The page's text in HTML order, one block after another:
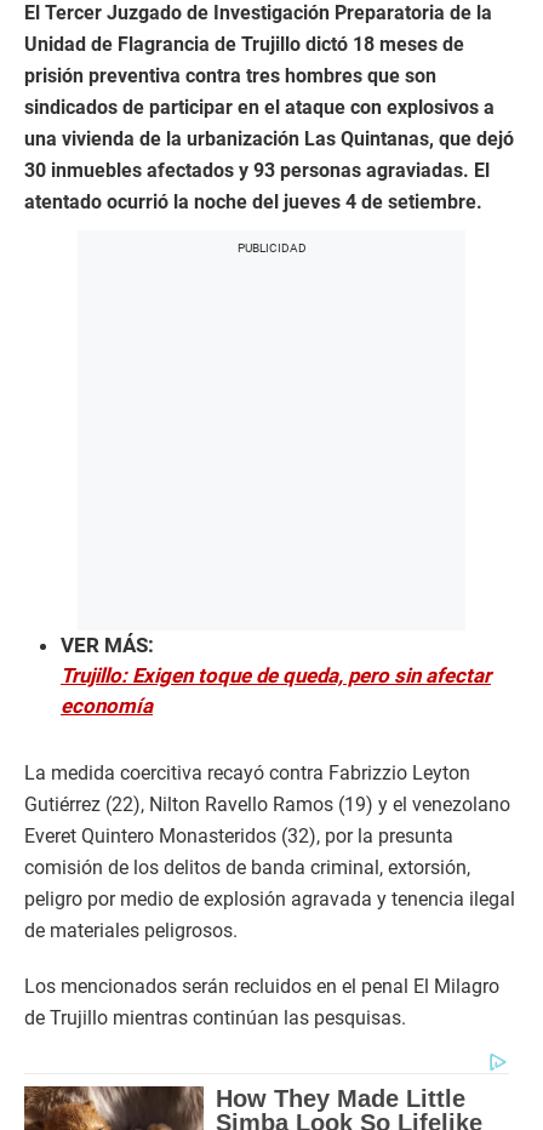
El Tercer Juzgado de Investigación Preparatoria de la
Unidad de Flagrancia de Trujillo dictó 18 meses de
prisión preventiva contra tres hombres que son
sindicados de participar en el ataque con explosivos a
una vivienda de la urbanización Las Quintanas, que dejó
30 inmuebles afectados y 93 personas agraviadas. El
atentado ocurrió la noche del jueves 4 de setiembre.
VER MÁS:
Trujillo: Exigen toque de queda, pero sin afectar
economía
La medida coercitiva recayó contra Fabrizzio Leyton
Gutiérrez (22), Nilton Ravello Ramos (19) y el venezolano
Everet Quintero Monasteridos (32), por la presunta
comisión de los delitos de banda criminal, extorsión,
peligro por medio de explosión agravada y tenencia ilegal
de materiales peligrosos.
Los mencionados serán recluidos en el penal El Milagro
de Trujillo mientras continúan las pesquisas.